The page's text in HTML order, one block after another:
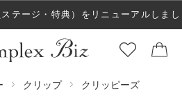
テージ・特典）をリニューアルしまし
た！
クリップ クリッピーズ